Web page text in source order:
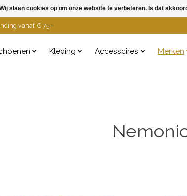
vanaf € 75,-
Kleding Accessoires Merken
Wij slaan cookies op om onze website te verbeteren. Is dat